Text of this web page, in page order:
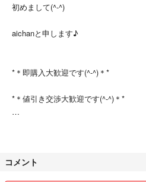
初めまして(^-^)
aichanと申します♪
*＊即購入大歓迎です(^-^)＊*
*＊値引き交渉大歓迎です(^-^)＊*
コメント